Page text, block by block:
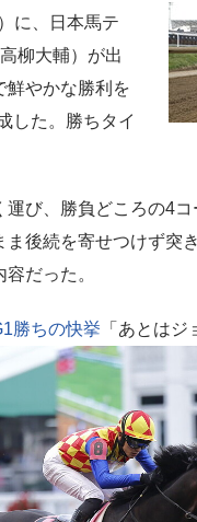
に、日本馬テ
柳大輔）が出
鮮やかな勝利を
した。勝ちタイ
び、勝負どころの4
後続を寄せつけず突
だった。
勝ちの快挙 「あとはジ